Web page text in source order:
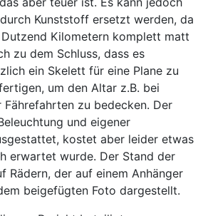
Kunststoff ersetzt werden, da
Kilometern komplett matt
zu dem Schluss, dass es
ein Skelett für eine Plane zu
um den Altar z.B. bei
zu bedecken. Der
und eigener
kostet aber leider etwas
erwartet wurde. Der Stand der
Rädern, der auf einem Anhänger
beigefügten Foto dargestellt.